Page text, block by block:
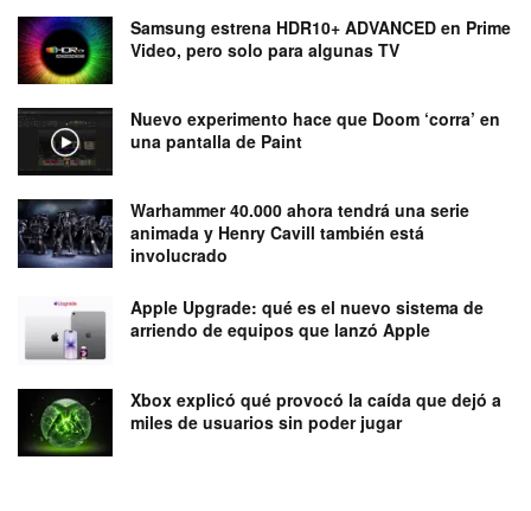
Samsung estrena HDR10+ ADVANCED en Prime
Video, pero solo para algunas TV
Nuevo experimento hace que Doom ‘corra’ en
una pantalla de Paint
Warhammer 40.000 ahora tendrá una serie
animada y Henry Cavill también está
involucrado
Apple Upgrade: qué es el nuevo sistema de
arriendo de equipos que lanzó Apple
Xbox explicó qué provocó la caída que dejó a
miles de usuarios sin poder jugar